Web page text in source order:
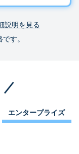
説明を見る
す。
エンタープライズ